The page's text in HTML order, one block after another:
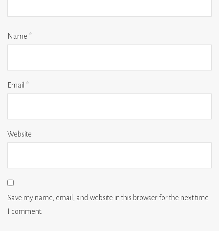
Name *
Email *
Website
Save my name, email, and website in this browser for the next time
I comment.